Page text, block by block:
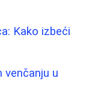
Kako izbeći
venčanju u